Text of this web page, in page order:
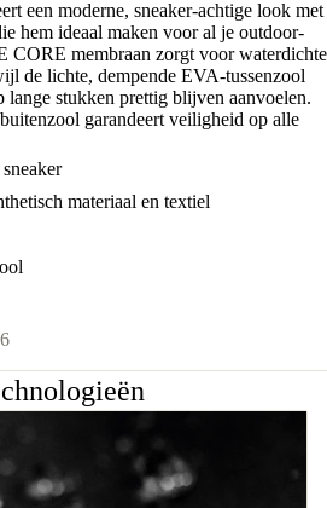
een moderne, sneaker-achtige look met
hem ideaal maken voor al je outdoor-
membraan zorgt voor waterdichte
de lichte, dempende EVA-tussenzool
lange stukken prettig blijven aanvoelen.
garandeert veiligheid op alle
materiaal en textiel